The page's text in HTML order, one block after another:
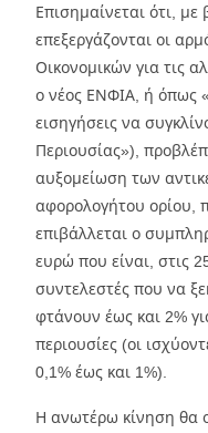
Επισημαίνεται ότι,
επεξεργάζονται οι
Οικονομικών για τις
ο νέος ΕΝΦΙΑ, ή όπως
εισηγήσεις να
Περιουσίας»),
αυξομείωση των
αφορολογήτου ορίου,
επιβάλλεται ο
ευρώ που είναι, στις
συντελεστές που να
φτάνουν έως και 2%
περιουσίες (οι
0,1% έως και 1%).
Η ανωτέρω κίνηση θα